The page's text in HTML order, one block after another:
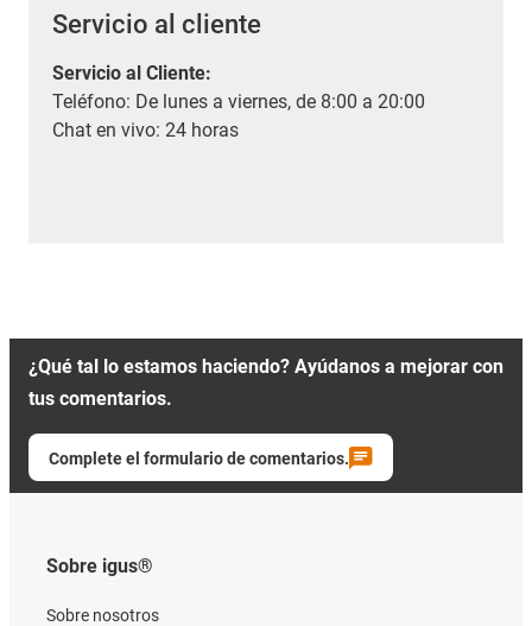
Servicio al cliente
Servicio al Cliente:
Teléfono: De lunes a viernes, de 8:00 a 20:00
Chat en vivo: 24 horas
¿Qué tal lo estamos haciendo? Ayúdanos a mejorar con
tus comentarios.
Complete el formulario de comentarios.
Sobre igus®
Sobre nosotros